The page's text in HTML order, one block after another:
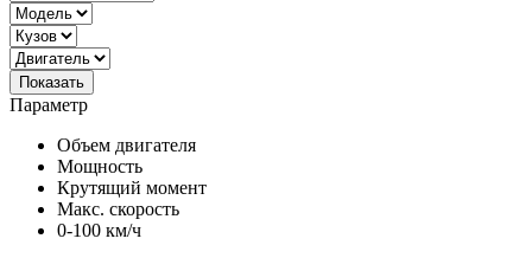
Показать
Параметр
Объем двигателя
Мощность
Крутящий момент
Макс. скорость
0-100 км/ч